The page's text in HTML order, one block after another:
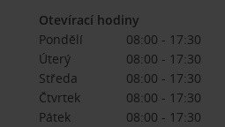
Otevírací hodiny
Pondělí
08:00 - 17:30
Úterý
08:00 - 17:30
Středa
08:00 - 17:30
Čtvrtek
08:00 - 17:30
Pátek
08:00 - 17:30